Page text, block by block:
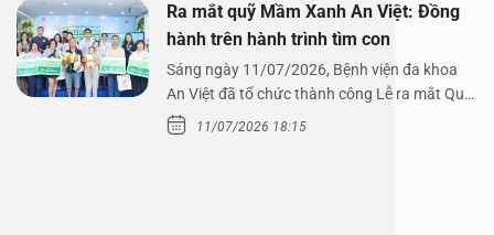
Ra mắt quỹ Mầm Xanh An Việt: Đồng
hành trên hành trình tìm con
Sáng ngày 11/07/2026, Bệnh viện đa khoa
An Việt đã tổ chức thành công Lễ ra mắt Quỹ
Mầm Xanh…
11/07/2026 18:15